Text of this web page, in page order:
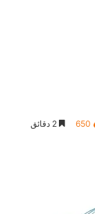
650